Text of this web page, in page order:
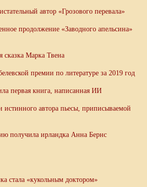
автор «Грозового перевала»
продолжение «Заводного апельсина»
сказка Марка Твена
премии по литературе за 2019 год
первая книга, написанная ИИ
истинного автора пьесы, приписываемой
получила ирландка Анна Бернс
стала «кукольным доктором»